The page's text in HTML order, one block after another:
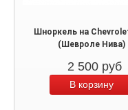
Шноркель на
(Шевроле Нива)
2 500 руб